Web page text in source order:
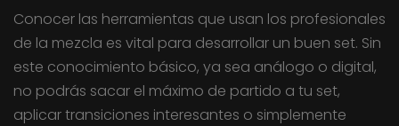
Conocer las herramientas que usan los profesionales
de la mezcla es vital para desarrollar un buen set. Sin
este conocimiento básico, ya sea análogo o digital,
no podrás sacar el máximo de partido a tu set,
aplicar transiciones interesantes o simplemente